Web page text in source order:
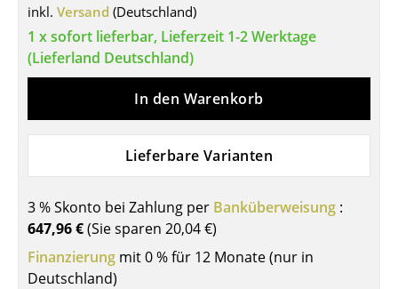
Tische
Esstische
Couchtische
Schreibtische
Konferenztische
Stehtische & Stehpulte
inkl. Versand (Deutschland)
1 x sofort lieferbar, Lieferzeit 1-2 Werktage
(Lieferland Deutschland)
In den Warenkorb
Lieferbare Varianten
3 % Skonto bei Zahlung per Banküberweisung :
647,96 €(Sie sparen 20,04 €)
Finanzierung mit 0 % für 12 Monate (nur in
Deutschland)